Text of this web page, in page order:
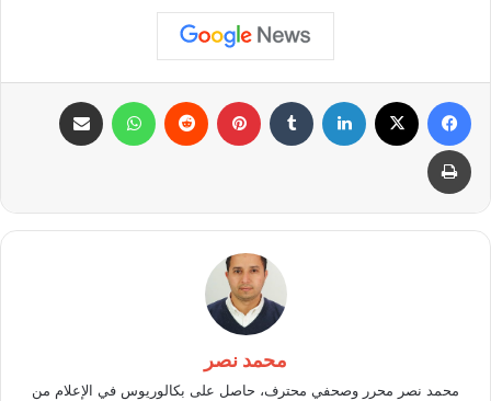
فيسبوك لينكدإن بينتيريست واتساب
طباعة
محمد نصر
محمد نصر محرر وصحفي محترف، حاصل على بكالوريوس في الإعلام من